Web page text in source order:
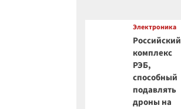
Электроника
Российский
комплекс
РЭБ,
способный
подавлять
дроны на